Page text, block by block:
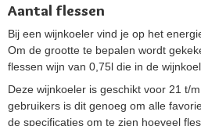
Aantal flessen
Bij een wijnkoeler vind je op het
Om de grootte te bepalen wordt
flessen wijn van 0,75l die in de
Deze wijnkoeler is geschikt voor 21 t/
gebruikers is dit genoeg om alle
de specificaties om te zien hoeveel